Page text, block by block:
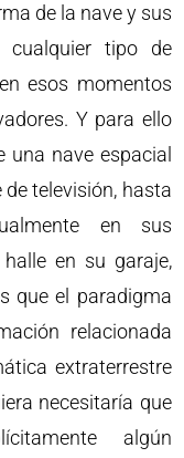
de la nave y sus
cualquier tipo de
esos momentos
Y para ello
una nave espacial
televisión, hasta
en sus
en su garaje,
que el paradigma
relacionada
extraterrestre
necesitaría que
algún